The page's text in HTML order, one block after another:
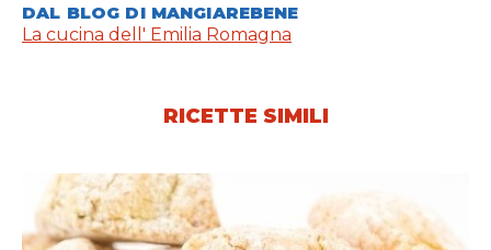
DAL BLOG DI MANGIAREBENE
La cucina dell' Emilia Romagna
RICETTE SIMILI